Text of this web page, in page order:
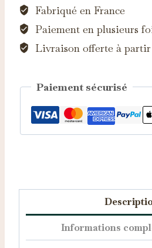
Saphir
d'Auvergne
Fabriqué en France
Paiement en plusieurs
Livraison offerte à
Paiement sécurisé
Informations